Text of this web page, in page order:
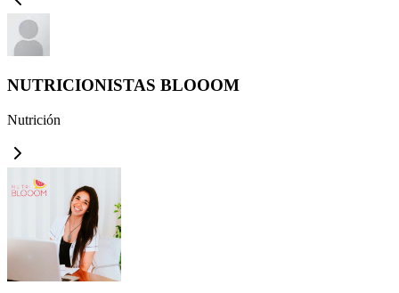
NUTRICIONISTAS BLOOOM
Nutrición